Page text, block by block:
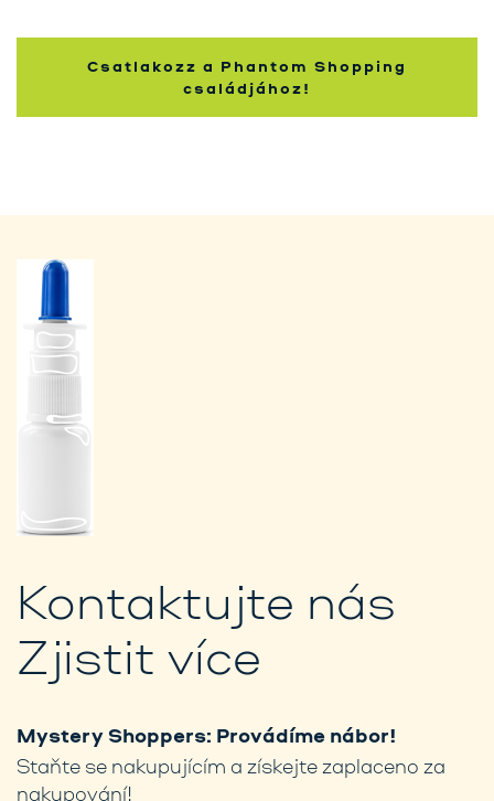
Csatlakozz a Phantom Shopping
családjához!
Kontaktujte nás
Zjistit více
Mystery Shoppers: Provádíme nábor!
Staňte se nakupujícím a získejte zaplaceno za
nakupování!